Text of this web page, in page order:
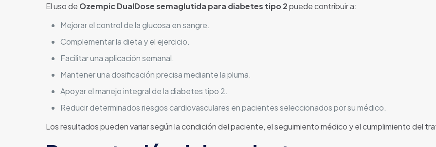
El uso de Ozempic DualDose semaglutida para diabetes tipo 2puede contribuir a:
Mejorar el control de la glucosa en sangre.
Complementar la dieta y el ejercicio.
Facilitar una aplicación semanal.
Mantener una dosificación precisa mediante la pluma.
Apoyar el manejo integral de la diabetes tipo 2.
Reducir determinados riesgos cardiovasculares en pacientes seleccionados por su médico.
Los resultados pueden variar según la condición del paciente, el seguimiento médico y el cumplimiento del